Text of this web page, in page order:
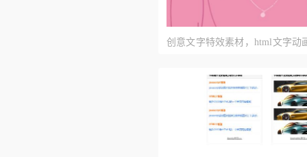
创意文字特效素材，html文字动